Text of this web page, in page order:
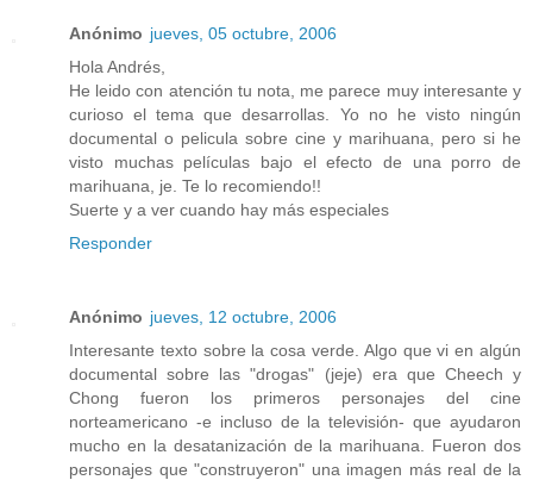
Anónimo jueves, 05 octubre, 2006
Hola Andrés,
He leido con atención tu nota, me parece muy interesante y
curioso el tema que desarrollas. Yo no he visto ningún
documental o pelicula sobre cine y marihuana, pero si he
visto muchas películas bajo el efecto de una porro de
marihuana, je. Te lo recomiendo!!
Suerte y a ver cuando hay más especiales
Responder
Anónimo jueves, 12 octubre, 2006
Interesante texto sobre la cosa verde. Algo que vi en algún
documental sobre las "drogas" (jeje) era que Cheech y
Chong fueron los primeros personajes del cine
norteamericano -e incluso de la televisión- que ayudaron
mucho en la desatanización de la marihuana. Fueron dos
personajes que "construyeron" una imagen más real de la